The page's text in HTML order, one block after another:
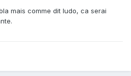
mais comme dit ludo, ca serai